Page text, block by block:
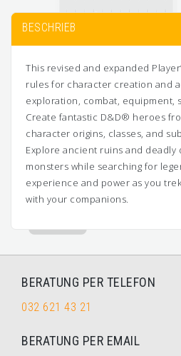
BESCHRIEB
This revised and expanded
rules for character creation and
exploration, combat, equipment,
Create fantastic D&D® heroes
character origins, classes, and
Explore ancient ruins and deadly
monsters while searching for
experience and power as you
with your companions.
BERATUNG PER TELEFON
032 621 43 21
BERATUNG PER EMAIL